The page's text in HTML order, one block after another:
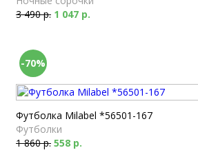
3 490 р. 1 047 р.
-70%
Футболка Milabel *56501-167
Футболки
1 860 р. 558 р.